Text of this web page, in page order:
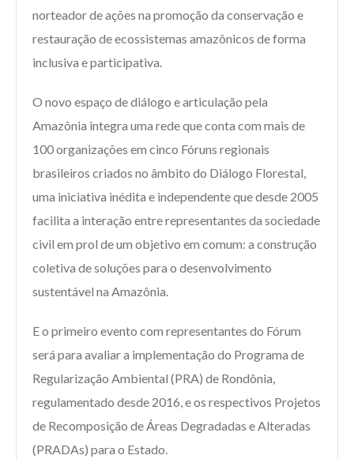
norteador de ações na promoção da conservação e
restauração de ecossistemas amazônicos de forma
inclusiva e participativa.
O novo espaço de diálogo e articulação pela
Amazônia integra uma rede que conta com mais de
100 organizações em cinco Fóruns regionais
brasileiros criados no âmbito do Diálogo Florestal,
uma iniciativa inédita e independente que desde 2005
facilita a interação entre representantes da sociedade
civil em prol de um objetivo em comum: a construção
coletiva de soluções para o desenvolvimento
sustentável na Amazônia.
E o primeiro evento com representantes do Fórum
será para avaliar a implementação do Programa de
Regularização Ambiental (PRA) de Rondônia,
regulamentado desde 2016, e os respectivos Projetos
de Recomposição de Áreas Degradadas e Alteradas
(PRADAs) para o Estado.